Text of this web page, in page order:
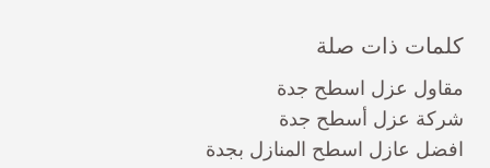
كلمات ذات صلة
مقاول عزل اسطح جدة
شركة عزل أسطح جدة
افضل عازل اسطح المنازل بجدة